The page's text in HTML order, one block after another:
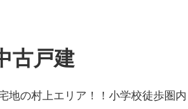
古戸建
地の村上エリア！！小学校徒歩圏